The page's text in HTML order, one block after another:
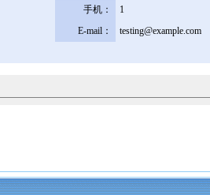
手机：
1
E-mail：
testing@example.com